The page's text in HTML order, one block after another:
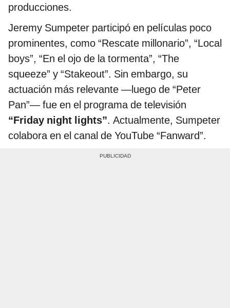
producciones.
Jeremy Sumpeter participó en películas poco
prominentes, como “Rescate millonario”, “Local
boys”, “En el ojo de la tormenta”, “The
squeeze” y “Stakeout”. Sin embargo, su
actuación más relevante —luego de “Peter
Pan”— fue en el programa de televisión
“Friday night lights”. Actualmente, Sumpeter
colabora en el canal de YouTube “Fanward”.